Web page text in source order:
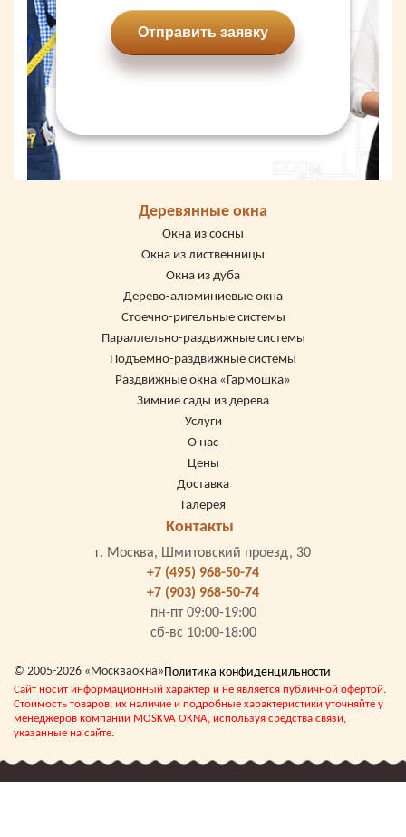
Отправить заявку
Деревянные окна
Окна из сосны
Окна из лиственницы
Окна из дуба
Дерево-алюминиевые окна
Стоечно-ригельные системы
Параллельно-раздвижные системы
Подъемно-раздвижные системы
Раздвижные окна «Гармошка»
Зимние сады из дерева
Услуги
О нас
Цены
Доставка
Галерея
Контакты
г. Москва, Шмитовский проезд, 30
+7 (495) 968-50-74
+7 (903) 968-50-74
пн-пт 09:00-19:00
сб-вс 10:00-18:00
© 2005-2026 «Москваокна»Политика конфиденцильности
Сайт носит информационный характер и не является публичной офертой.
Стоимость товаров, их наличие и подробные характеристики уточняйте у
менеджеров компании MOSKVA OKNA, используя средства связи,
указанные на сайте.